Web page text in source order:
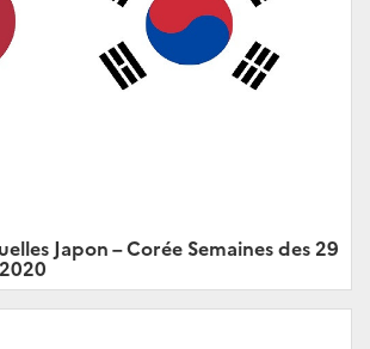
Japon – Corée Semaines des 29